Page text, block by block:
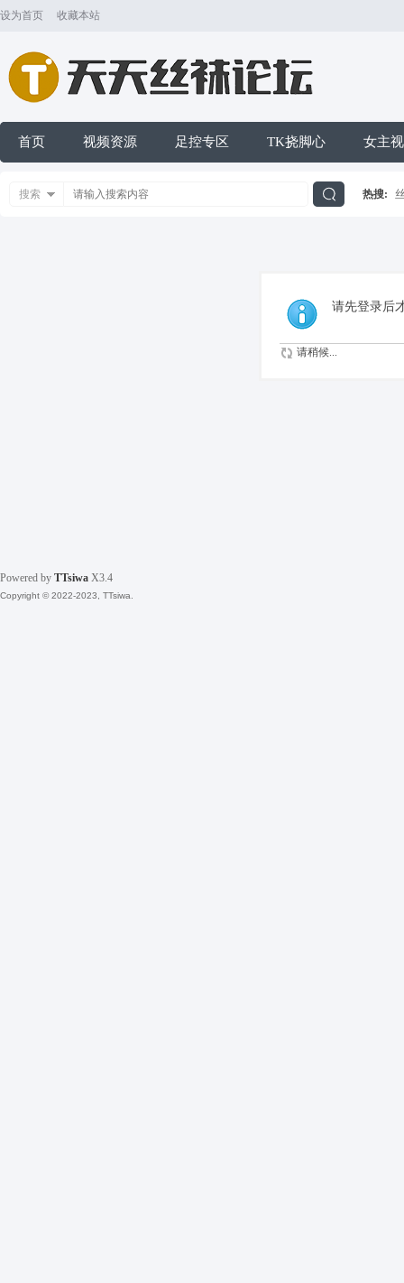
设为首页 收藏本站
首页 视频资源 足控专区 TK挠脚心 女主
搜索 热搜:
请先登录后
请稍候...
Powered by TTsiwa X3.4
Copyright © 2022-2023, TTsiwa.